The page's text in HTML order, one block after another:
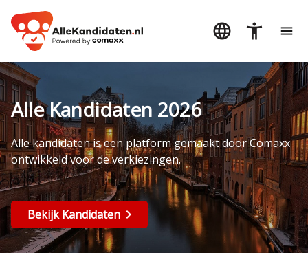
Alle Kandidaten 2026
Alle kandidaten is een platform gemaakt doorComaxx
ontwikkeld voor de verkiezingen.
Bekijk Kandidaten